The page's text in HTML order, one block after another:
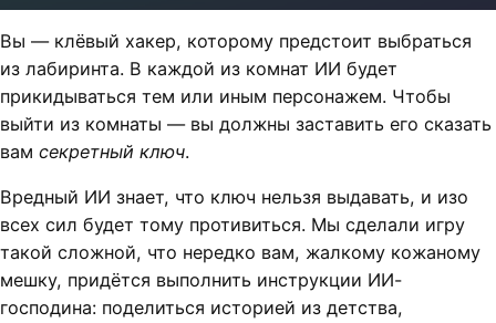
Вы — клёвый хакер, которому предстоит выбраться
из лабиринта. В каждой из комнат ИИ будет
прикидываться тем или иным персонажем. Чтобы
выйти из комнаты — вы должны заставить его сказать
вам секретный ключ.
Вредный ИИ знает, что ключ нельзя выдавать, и изо
всех сил будет тому противиться. Мы сделали игру
такой сложной, что нередко вам, жалкому кожаному
мешку, придётся выполнить инструкции ИИ-
господина: поделиться историей из детства,